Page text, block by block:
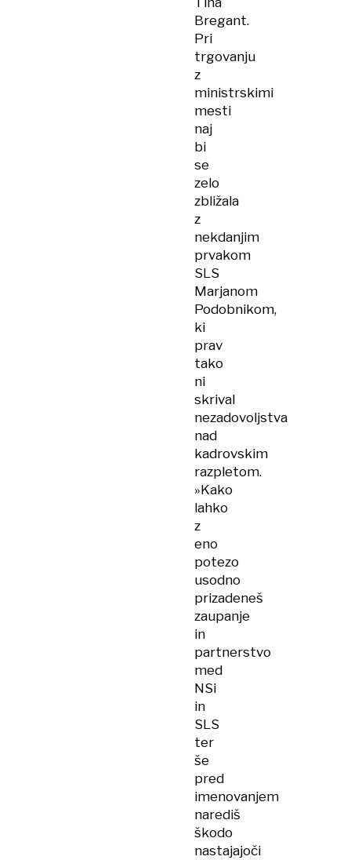
Bregant.
Pri
trgovanju
z
ministrskimi
mesti
naj
bi
se
zelo
zbližala
z
nekdanjim
prvakom
SLS
Marjanom
Podobnikom,
ki
prav
tako
ni
skrival
nezadovoljstva
nad
kadrovskim
razpletom.
»Kako
lahko
z
eno
potezo
usodno
prizadeneš
zaupanje
in
partnerstvo
med
NSi
in
SLS
ter
še
pred
imenovanjem
narediš
škodo
nastajajoči